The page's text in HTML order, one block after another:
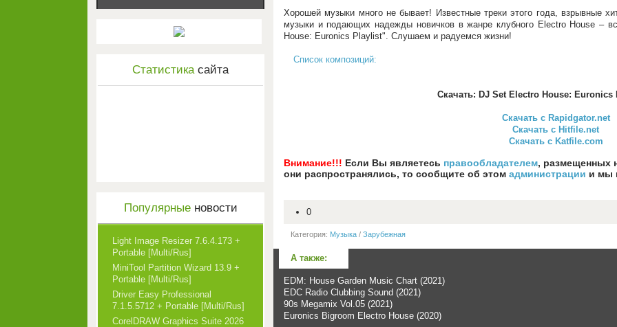
Хорошей музыки много не бывает! Известные треки этого года, взрывные
музыки и подающих надежды новичков в жанре клубного Electro House –
House: Euronics Playlist". Слушаем и радуемся жизни!
Список композиций:
Скачать: DJ Set Electro House: Euronics
Скачать с Rapidgator.net
Скачать с Hitfile.net
Скачать с Katfile.com
Внимание!!! Если Вы являетесь правообладателем, размещенных
они распространялись, то сообщите об этом администрации и мы
0
Категория: Музыка / Зарубежная
А также:
EDM: House Garden Music Chart (2021)
EDC Radio Clubbing Sound (2021)
90s Megamix Vol.05 (2021)
Euronics Bigroom Electro House (2020)
Статистикасайта
Популярныеновости
Light Image Resizer 7.6.4.173 +
Portable [Multi/Rus]
MiniTool Partition Wizard 13.9 +
Portable [Multi/Rus]
Driver Easy Professional
7.1.5.5712 + Portable [Multi/Rus]
CorelDRAW Graphics Suite 2026